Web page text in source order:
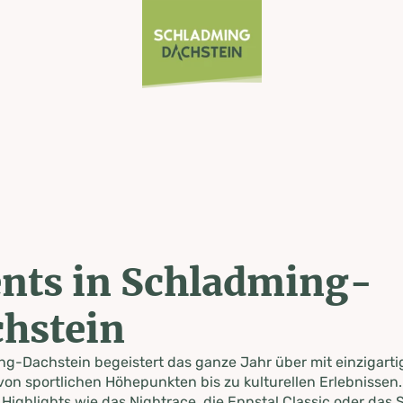
in Schladming-
Dachstein begeistert das ganze Jahr über mit
sportlichen Höhepunkten bis zu kulturellen Erlebnissen.